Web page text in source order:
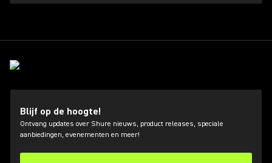
voor vocalisten en bands.
Blijf op de hoogte!
Ontvang updates over Shure nieuws, product releases, speciale
aanbiedingen, evenementen en meer!